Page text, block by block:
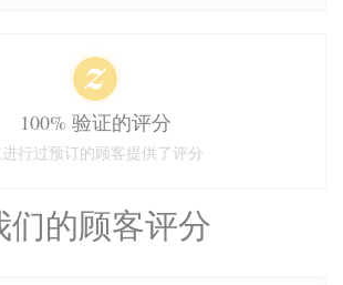
们的顾客评分
100% 验证的评分
行过预订的顾客提供了评分